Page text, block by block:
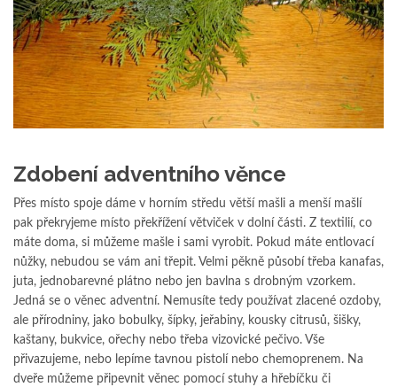
Zdobení adventního věnce
Přes místo spoje dáme v horním středu větší mašli a menší mašlí
pak překryjeme místo překřížení větviček v dolní části. Z textilií, co
máte doma, si můžeme mašle i sami vyrobit. Pokud máte entlovací
nůžky, nebudou se vám ani třepit. Velmi pěkně působí třeba kanafas,
juta, jednobarevné plátno nebo jen bavlna s drobným vzorkem.
Jedná se o věnec adventní. Nemusíte tedy používat zlacené ozdoby,
ale přírodniny, jako bobulky, šípky, jeřabiny, kousky citrusů, šišky,
kaštany, bukvice, ořechy nebo třeba vizovické pečivo. Vše
přivazujeme, nebo lepíme tavnou pistolí nebo chemoprenem. Na
dveře můžeme připevnit věnec pomocí stuhy a hřebíčku či